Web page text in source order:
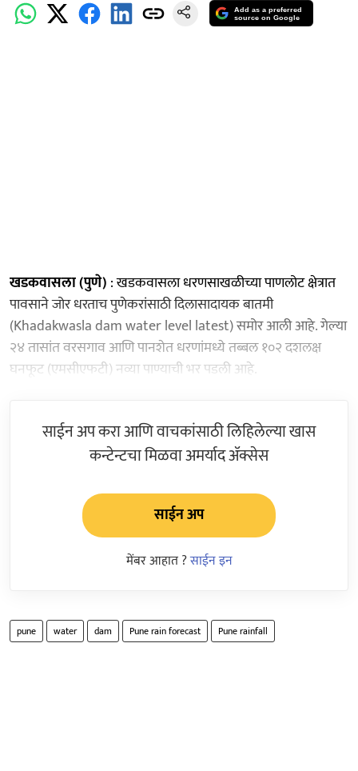
Add as a preferred
source on Google
खडकवासला (पुणे) : खडकवासला धरणसाखळीच्या पाणलोट क्षेत्रात
पावसाने जोर धरताच पुणेकरांसाठी दिलासादायक बातमी
(Khadakwasla dam water level latest) समोर आली आहे. गेल्या
२४ तासांत वरसगाव आणि पानशेत धरणांमध्ये तब्बल १०२ दशलक्ष
घनफूट (एमसीएफटी) नव्या पाण्याची भर पडली आहे.
साईन अप करा आणि वाचकांसाठी लिहिलेल्या खास
कन्टेन्टचा मिळवा अमर्याद ॲक्सेस
साईन अप
मेंबर आहात ?साईन इन
pune water dam Pune rain forecast Pune rainfall